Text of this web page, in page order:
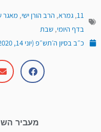
11
, גמרא, הרב הורן ישי, מאגר
בדף היומי, שבת
כ״ב בסיון ה׳תש״פ (יוני 14, 2020)
מעביר